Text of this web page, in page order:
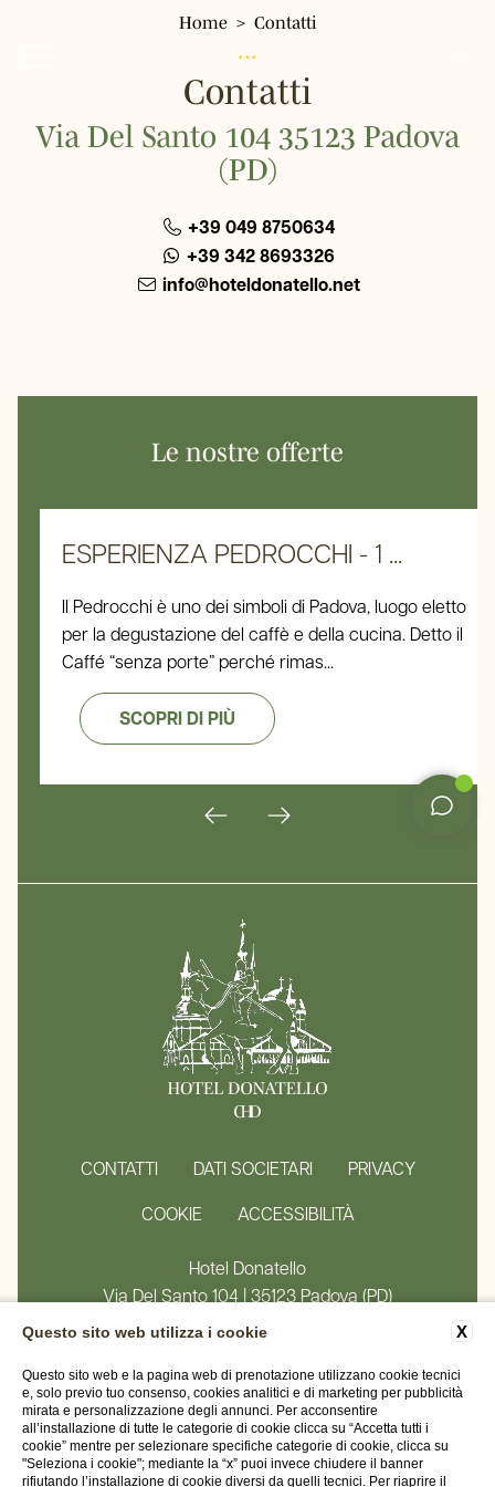
FR
Home
Hotel
Singola
Doppia Classic
Doppia Panoramica
Servizi
Dove siamo
Tour & Biglietti
Offerte
Home Contatti
Contatti
Via Del Santo 104 35123 Padova
(PD)
+39 049 8750634
+39 342 8693326
info@hoteldonatello.net
Le nostre offerte
ESPERIENZA PEDROCCHI - 1 ...
Il Pedrocchi è uno dei simboli di Padova, luogo eletto
per la degustazione del caffè e della cucina. Detto il
Caffé “senza porte” perché rimas...
SCOPRI DI PIÙ
CONTATTI DATI SOCIETARI
PRIVACY
COOKIE
ACCESSIBILITÀ
Hotel Donatello
Via Del Santo 104 | 35123 Padova (PD)
Tel.
+39 049 8750634
P.iva 04465210278
CIN IT028060A1HS378WQR
WEBSITE BY BLASTNESS
X
Questo sito web utilizza i cookie
Questo sito web e la pagina web di prenotazione utilizzano cookie tecnici
e, solo previo tuo consenso, cookies analitici e di marketing per pubblicità
mirata e personalizzazione degli annunci. Per acconsentire
all’installazione di tutte le categorie di cookie clicca su “Accetta tutti i
cookie” mentre per selezionare specifiche categorie di cookie, clicca su
"Seleziona i cookie"; mediante la “x” puoi invece chiudere il banner
rifiutando l’installazione di cookie diversi da quelli tecnici. Per riaprire il